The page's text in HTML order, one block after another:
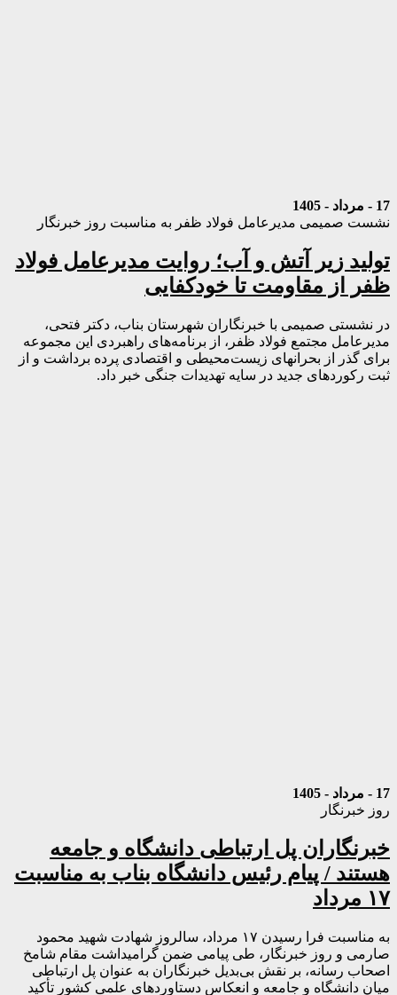
17 - مرداد - 1405
نشست صمیمی مدیرعامل فولاد ظفر به مناسبت روز خبرنگار
تولید زیر آتش و آب؛ روایت مدیرعامل فولاد
ظفر از مقاومت تا خودکفایی
در نشستی صمیمی با خبرنگاران شهرستان بناب، دکتر فتحی،
مدیرعامل مجتمع فولاد ظفر، از برنامه‌های راهبردی این مجموعه
برای گذر از بحرانهای زیست‌محیطی و اقتصادی پرده برداشت و از
ثبت رکوردهای جدید در سایه تهدیدات جنگی خبر داد.
17 - مرداد - 1405
روز خبرنگار
خبرنگاران پل ارتباطی دانشگاه و جامعه
هستند / پیام رئیس دانشگاه بناب به مناسبت
۱۷ مرداد
به مناسبت فرا رسیدن ۱۷ مرداد، سالروز شهادت شهید محمود
صارمی و روز خبرنگار، طی پیامی ضمن گرامیداشت مقام شامخ
اصحاب رسانه، بر نقش بی‌بدیل خبرنگاران به عنوان پل ارتباطی
میان دانشگاه و جامعه و انعکاس دستاوردهای علمی کشور تأکید